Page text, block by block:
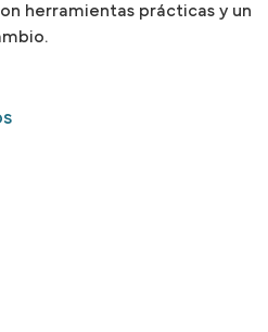
herramientas prácticas y un